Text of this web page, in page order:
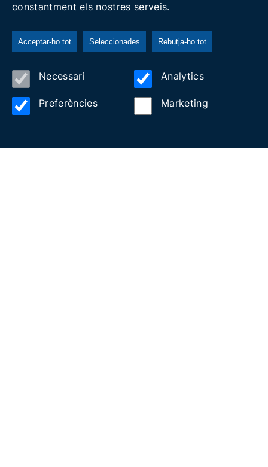
CONSTRUEIX COM UN IBER
DE DARRÓ
constantment els nostres serveis.
Acceptar-ho tot Seleccionades Rebutja-ho tot
Necessari Analytics
Preferències Marketing